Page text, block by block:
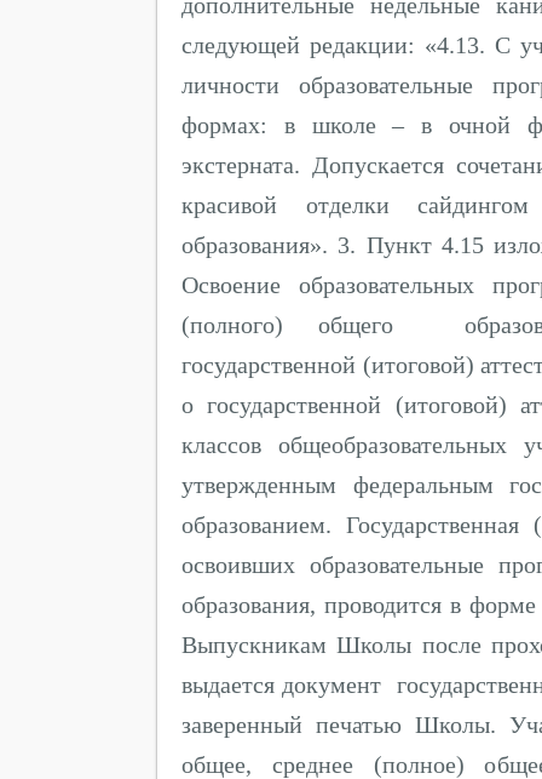
следующей редакции: «4.13. С
личности образовательные
формах: в школе – в очной
экстерната. Допускается
красивой отделки
образования». 3. Пункт 4.15
Освоение образовательных
(полного) общего
государственной (итоговой)
о государственной (итоговой)
классов общеобразовательных
утвержденным федеральным
образованием. Государственная
освоивших образовательные
образования, проводится в
Выпускникам Школы после
выдается документ
заверенный печатью Школы.
общее, среднее (полное)